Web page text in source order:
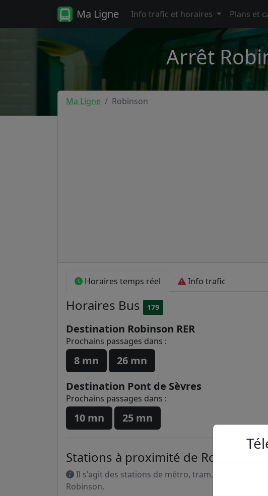
Ma Ligne Info trafic et horaires Plans et
Arrêt
Ma Ligne Robinson
Horaires temps réel Info trafic
Horaires Bus 179
Destination Robinson RER
Prochains passages dans :
8 mn
26 mn
Destination Pont de Sèvres
Prochains passages dans :
10 mn 25 mn
Stations à proximité de Robinson
Il s'agit des stations de métro, tram, RER et
Robinson.